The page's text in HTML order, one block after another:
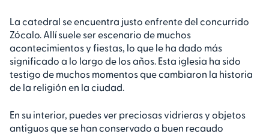
La catedral se encuentra justo enfrente del concurrido
Zócalo. Allí suele ser escenario de muchos
acontecimientos y fiestas, lo que le ha dado más
significado a lo largo de los años. Esta iglesia ha sido
testigo de muchos momentos que cambiaron la historia
de la religión en la ciudad.
En su interior, puedes ver preciosas vidrieras y objetos
antiguos que se han conservado a buen recaudo